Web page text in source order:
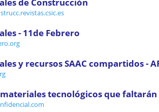
- 11de Febrero
y recursos SAAC compartidos -
tecnológicos que faltarán